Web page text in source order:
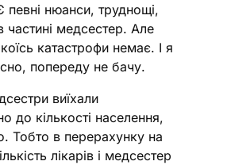
нюанси, труднощі,
частині медсестер. Але
катастрофи немає. І я
попереду не бачу.
виїхали
до кількості населення,
Тобто в перерахунку на
лікарів і медсестер